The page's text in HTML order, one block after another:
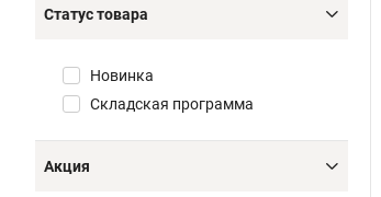
Статус товара
Новинка
Складская программа
Акция